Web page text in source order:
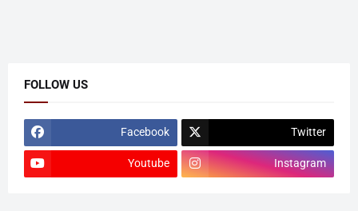
FOLLOW US
Facebook Twitter
Youtube Instagram